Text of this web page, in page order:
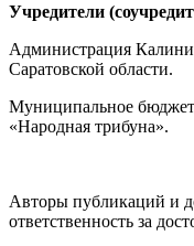
Учредители
Администрация
Саратовской области.
Муниципальное
«Народная трибуна».
Авторы публикаций и
ответственность за